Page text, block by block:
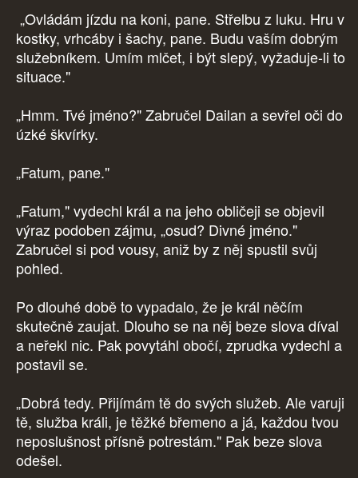
„Ovládám jízdu na koni, pane. Střelbu z luku. Hru v
kostky, vrhcáby i šachy, pane. Budu vaším dobrým
služebníkem. Umím mlčet, i být slepý, vyžaduje-li to
situace."
„Hmm. Tvé jméno?" Zabručel Dailan a sevřel oči do
úzké škvírky.
„Fatum, pane."
„Fatum," vydechl král a na jeho obličeji se objevil
výraz podoben zájmu, „osud? Divné jméno."
Zabručel si pod vousy, aniž by z něj spustil svůj
pohled.
Po dlouhé době to vypadalo, že je král něčím
skutečně zaujat. Dlouho se na něj beze slova díval
a neřekl nic. Pak povytáhl obočí, zprudka vydechl a
postavil se.
„Dobrá tedy. Přijímám tě do svých služeb. Ale varuji
tě, služba králi, je těžké břemeno a já, každou tvou
neposlušnost přísně potrestám." Pak beze slova
odešel.